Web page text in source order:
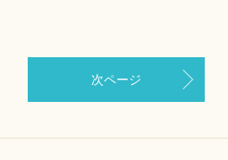
次ページ